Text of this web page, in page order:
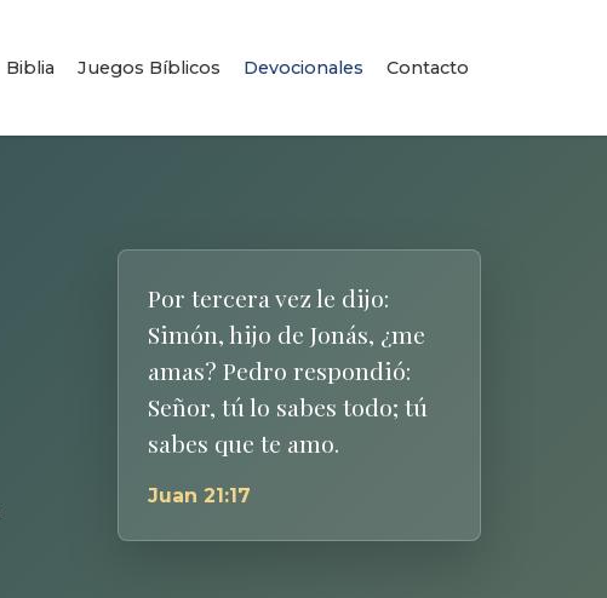
Biblia Juegos Bíblicos Devocionales Contacto
Por tercera vez le dijo:
Simón, hijo de Jonás, ¿me
amas? Pedro respondió:
Señor, tú lo sabes todo; tú
sabes que te amo.
Juan 21:17